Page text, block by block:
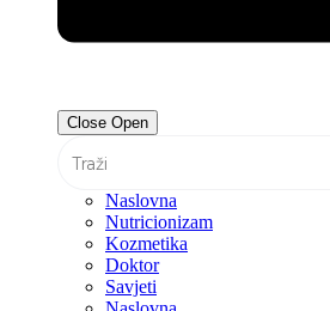
Close Open
Naslovna
Nutricionizam
Kozmetika
Doktor
Savjeti